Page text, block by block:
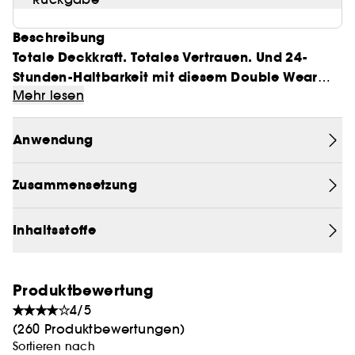
Beschreibung
Totale Deckkraft. Totales Vertrauen. Und 24-
Stunden-Haltbarkeit mit diesem Double Wear
Cover Makeup.
Dieses lang anhaltende, makellose Make-up mit
einem Pigmentanteil von fast 30 % deckt alles ab,
Verwenden Sie es für Gesicht und Körper, um
Hautunreinheiten, Narben, Tattoos, Besenreiser,
Sonnenflecken und andere
• Schutzt mit Lichtschutzfaktor 15 zvor
Sonnenstrahlen.
• Natürlich wirkend.
• Wasserfest.
Mehr lesen
Anwendung
Zusammensetzung
Inhaltsstoffe
Produktbewertung
4/5
(260 Produktbewertungen)
Sortieren nach